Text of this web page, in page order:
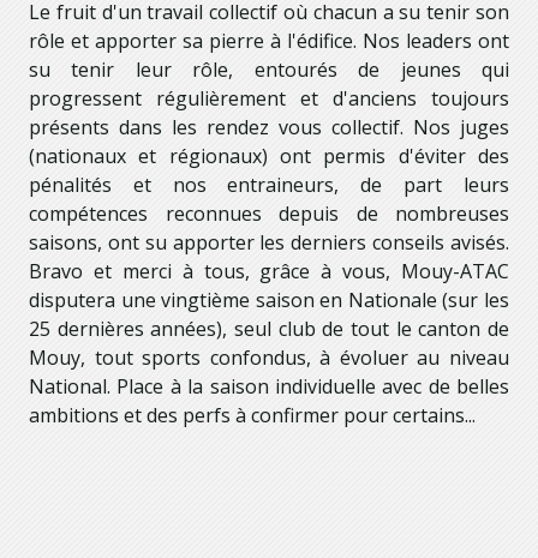
Le fruit d'un travail collectif où chacun a su tenir son
rôle et apporter sa pierre à l'édifice. Nos leaders ont
su tenir leur rôle, entourés de jeunes qui
progressent régulièrement et d'anciens toujours
présents dans les rendez vous collectif. Nos juges
(nationaux et régionaux) ont permis d'éviter des
pénalités et nos entraineurs, de part leurs
compétences reconnues depuis de nombreuses
saisons, ont su apporter les derniers conseils avisés.
Bravo et merci à tous, grâce à vous, Mouy-ATAC
disputera une vingtième saison en Nationale (sur les
25 dernières années), seul club de tout le canton de
Mouy, tout sports confondus, à évoluer au niveau
National. Place à la saison individuelle avec de belles
ambitions et des perfs à confirmer pour certains...